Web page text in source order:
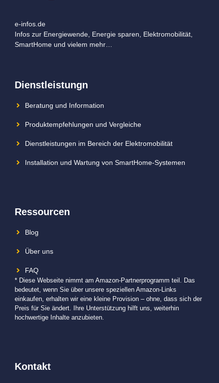
e-infos.de
Infos zur Energiewende, Energie sparen, Elektromobilität,
SmartHome und vielem mehr…
Dienstleistungn
Beratung und Information
Produktempfehlungen und Vergleiche
Dienstleistungen im Bereich der Elektromobilität
Installation und Wartung von SmartHome-Systemen
Ressourcen
Blog
Über uns
FAQ
* Diese Webseite nimmt am Amazon-Partnerprogramm teil. Das
bedeutet, wenn Sie über unsere speziellen Amazon-Links
einkaufen, erhalten wir eine kleine Provision – ohne, dass sich der
Preis für Sie ändert. Ihre Unterstützung hilft uns, weiterhin
hochwertige Inhalte anzubieten.
Kontakt